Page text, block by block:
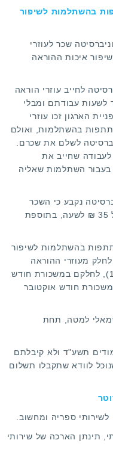
בהשתלמות לשיפור
שכר לעוזרי
איכות ההוראה
לחייב עוזרי הוראה
לשעות עבודתם ומבלי
הארגון זכו עוזרי
בהשתלמות, ואולם
לשלם את שכרם.
לעבודה שחייב את
בעבור השתלמות שאליה
נקבע כי השכר
בעבור השתתפות בהשתלמות יעמוד על 35 ₪ לשעה, בתוספת
בהשתלמות לשיפור
מעוזרי ההוראה
במשכורת חודש אוגוסט (ששולמה ב-1.9), לחלקם במשכורת חודש
ולחלקם במשכורת חודש אוקטובר
למטה, תחת
תשע"ד ולא קיבלתם
לוודא שתקבלו תשלום
ספריה ומחשוב.
תינתן הארכה של שירותי